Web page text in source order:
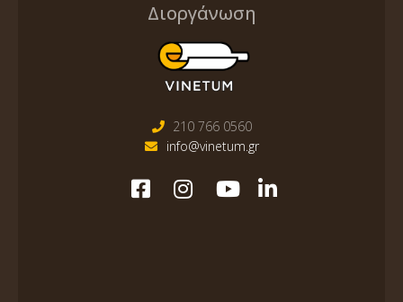
Διοργάνωση
210 766 0560
info@vinetum.gr